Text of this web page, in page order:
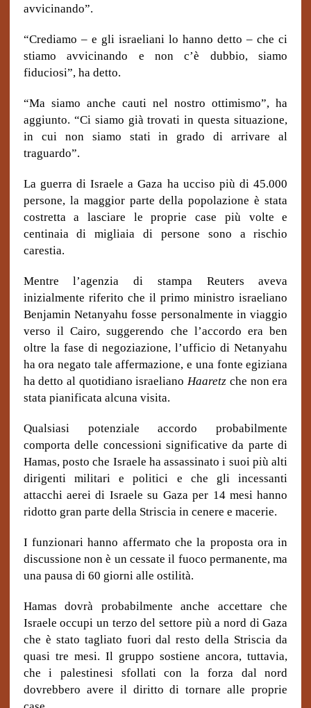
avvicinando”.
“Crediamo – e gli israeliani lo hanno detto – che ci
stiamo avvicinando e non c’è dubbio, siamo
fiduciosi”, ha detto.
“Ma siamo anche cauti nel nostro ottimismo”, ha
aggiunto. “Ci siamo già trovati in questa situazione,
in cui non siamo stati in grado di arrivare al
traguardo”.
La guerra di Israele a Gaza ha ucciso più di 45.000
persone, la maggior parte della popolazione è stata
costretta a lasciare le proprie case più volte e
centinaia di migliaia di persone sono a rischio
carestia.
Mentre l’agenzia di stampa Reuters aveva
inizialmente riferito che il primo ministro israeliano
Benjamin Netanyahu fosse personalmente in viaggio
verso il Cairo, suggerendo che l’accordo era ben
oltre la fase di negoziazione, l’ufficio di Netanyahu
ha ora negato tale affermazione, e una fonte egiziana
ha detto al quotidiano israelianoHaaretz che non era
stata pianificata alcuna visita.
Qualsiasi potenziale accordo probabilmente
comporta delle concessioni significative da parte di
Hamas, posto che Israele ha assassinato i suoi più alti
dirigenti militari e politici e che gli incessanti
attacchi aerei di Israele su Gaza per 14 mesi hanno
ridotto gran parte della Striscia in cenere e macerie.
I funzionari hanno affermato che la proposta ora in
discussione non è un cessate il fuoco permanente, ma
una pausa di 60 giorni alle ostilità.
Hamas dovrà probabilmente anche accettare che
Israele occupi un terzo del settore più a nord di Gaza
che è stato tagliato fuori dal resto della Striscia da
quasi tre mesi. Il gruppo sostiene ancora, tuttavia,
che i palestinesi sfollati con la forza dal nord
dovrebbero avere il diritto di tornare alle proprie